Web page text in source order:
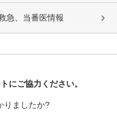
急、当番医情報
にご協力ください。
りましたか?